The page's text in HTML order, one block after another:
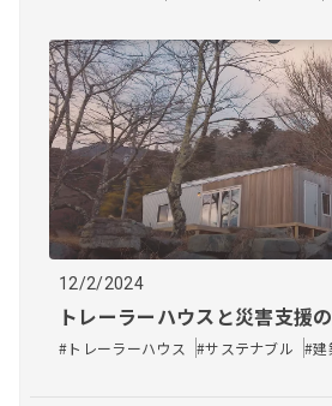
12/2/2024
トレーラーハウスと災害支援
#トレーラーハウス #サステナブル​ #建